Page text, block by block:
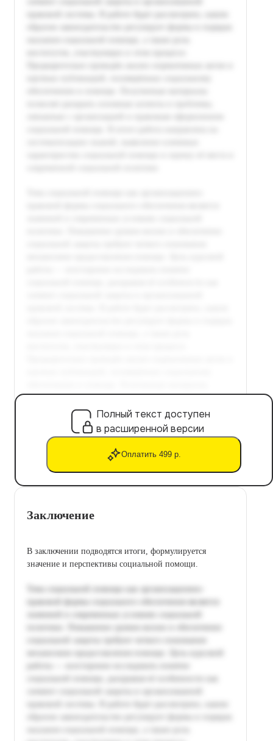
Полный текст доступен
в расширенной версии
Оплатить 499 р.
Заключение
В заключении подводятся итоги, формулируется
значение и перспективы социальной помощи.